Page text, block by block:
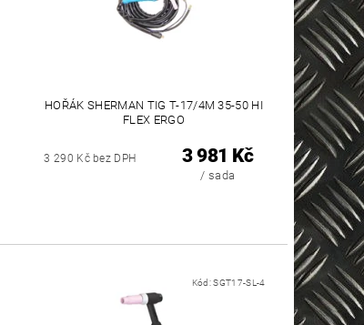
HOŘÁK SHERMAN TIG T-17/4M 35-50 HI
FLEX ERGO
3 290 Kč bez DPH 3 981 Kč
/ sada
Kód:SGT17-SL-4